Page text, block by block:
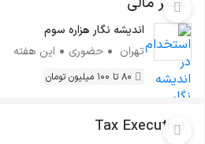
اندیشه نگار هزاره سوم
تهران
حضوری این هفته
80 تا 100 میلیون تومان
Tax Executive